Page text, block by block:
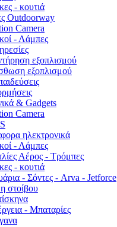
- κουτιά
Outdoorway
Camera
- Λάμπες
εξοπλισμού
εξοπλισμού
& Gadgets
Camera
ηλεκτρονικά
- Λάμπες
Αέρος - Τρόμπες
- κουτιά
- Σόντες - Arva - Jetforce
στοίβου
- Μπαταρίες